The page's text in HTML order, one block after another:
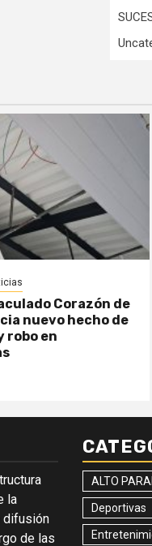
Corazón de
nuevo hecho de
robo en
la
difusión
de las
ALTO
Deportivas